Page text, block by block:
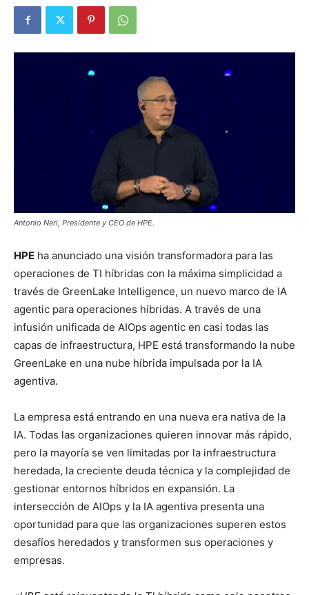
Antonio Neri, Presidente y CEO de HPE.
HPE ha anunciado una visión transformadora para las
operaciones de TI híbridas con la máxima simplicidad a
través de GreenLake Intelligence, un nuevo marco de IA
agentic para operaciones híbridas. A través de una
infusión unificada de AIOps agentic en casi todas las
capas de infraestructura, HPE está transformando la nube
GreenLake en una nube híbrida impulsada por la IA
agentiva.
La empresa está entrando en una nueva era nativa de la
IA. Todas las organizaciones quieren innovar más rápido,
pero la mayoría se ven limitadas por la infraestructura
heredada, la creciente deuda técnica y la complejidad de
gestionar entornos híbridos en expansión. La
intersección de AIOps y la IA agentiva presenta una
oportunidad para que las organizaciones superen estos
desafíos heredados y transformen sus operaciones y
empresas.